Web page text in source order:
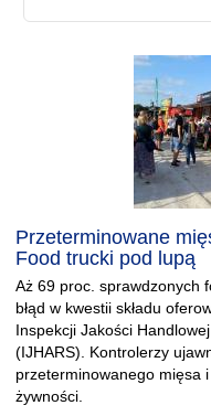
Przeterminowane
Food trucki pod lupą
Aż 69 proc. sprawdzonych
błąd w kwestii składu
Inspekcji Jakości
(IJHARS). Kontrolerzy
przeterminowanego mięsa
żywności.